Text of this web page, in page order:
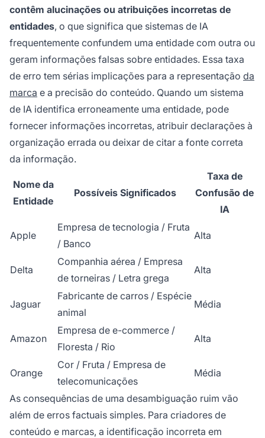
contêm alucinações ou atribuições incorretas de
entidades, o que significa que sistemas de IA
frequentemente confundem uma entidade com outra ou
geram informações falsas sobre entidades. Essa taxa
de erro tem sérias implicações para a representação da
marca e a precisão do conteúdo. Quando um sistema
de IA identifica erroneamente uma entidade, pode
fornecer informações incorretas, atribuir declarações à
organização errada ou deixar de citar a fonte correta
da informação.
Nome da
Entidade
Possíveis Significados
Taxa de
Confusão de
IA
Apple
Empresa de tecnologia / Fruta
/ Banco
Alta
Delta
Companhia aérea / Empresa
de torneiras / Letra grega
Alta
Jaguar
Fabricante de carros / Espécie
animal
Média
Amazon
Empresa de e-commerce /
Floresta / Rio
Alta
Orange
Cor / Fruta / Empresa de
telecomunicações
Média
As consequências de uma desambiguação ruim vão
além de erros factuais simples. Para criadores de
conteúdo e marcas, a identificação incorreta em